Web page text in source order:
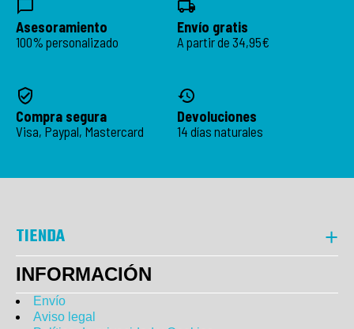
Asesoramiento
100% personalizado
Envío gratis
A partir de 34,95€
Compra segura
Visa, Paypal, Mastercard
Devoluciones
14 días naturales
TIENDA
INFORMACIÓN
Envío
Aviso legal